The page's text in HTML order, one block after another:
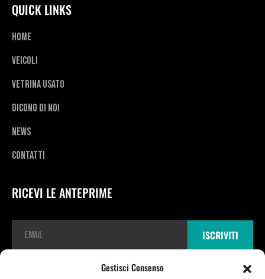
Gestisci Consenso
QUICK LINKS
Home
Veicoli
Vetrina usato
Dicono di noi
News
Contatti
RICEVI LE ANTEPRIME
a
ISCRIVITI